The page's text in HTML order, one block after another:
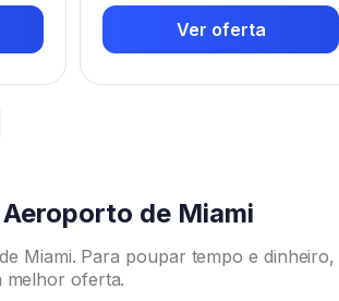
Ver oferta
de Miami
Miami. Para poupar tempo e dinheiro,
melhor oferta.